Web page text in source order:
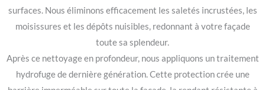
surfaces. Nous éliminons efficacement les saletés incrustées, les
moisissures et les dépôts nuisibles, redonnant à votre façade
toute sa splendeur.
Après ce nettoyage en profondeur, nous appliquons un traitement
hydrofuge de dernière génération. Cette protection crée une